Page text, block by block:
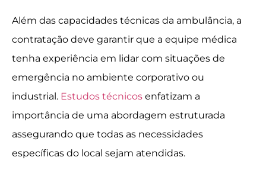
Além das capacidades técnicas da ambulância, a
contratação deve garantir que a equipe médica
tenha experiência em lidar com situações de
emergência no ambiente corporativo ou
industrial. Estudos técnicos enfatizam a
importância de uma abordagem estruturada
assegurando que todas as necessidades
específicas do local sejam atendidas.